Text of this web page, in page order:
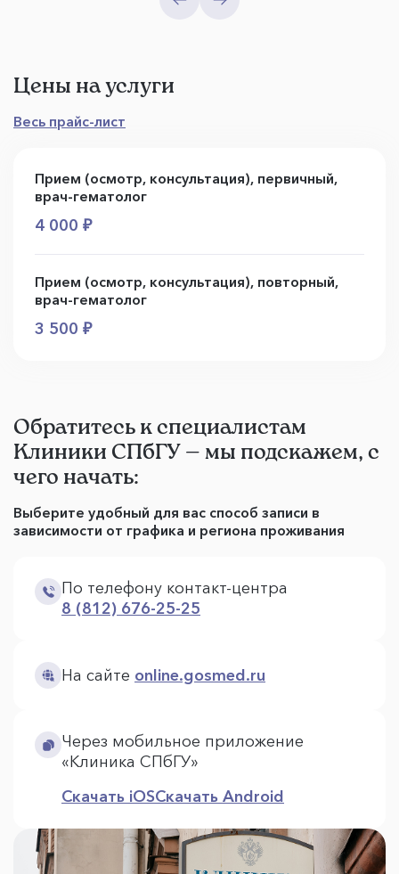
Цены на услуги
Весь прайс-лист
Прием (осмотр, консультация), первичный,
врач-гематолог
4 000 ₽
Прием (осмотр, консультация), повторный,
врач-гематолог
3 500 ₽
Обратитесь к специалистам
Клиники СПбГУ — мы подскажем, с
чего начать:
Выберите удобный для вас способ записи в
зависимости от графика и региона проживания
По телефону контакт-центра
8 (812) 676-25-25
На сайте online.gosmed.ru
Через мобильное приложение
«Клиника СПбГУ»
Скачать iOSСкачать Android